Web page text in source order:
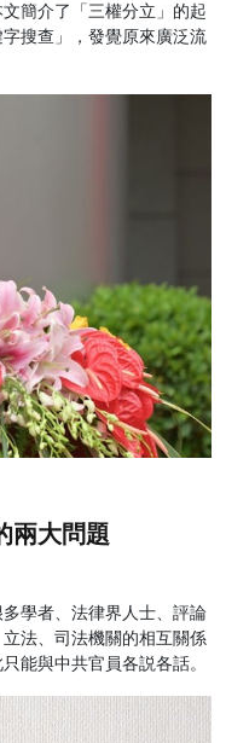
簡介了「三權分立」的起
搜查」，發覺原來廣泛流
兩大問題
學者、法律界人士、評論
法、司法機關的相互關係
能與中共官員各説各話。